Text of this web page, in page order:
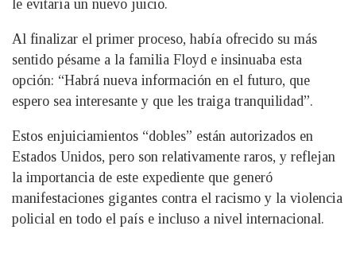
le evitaría un nuevo juicio.
Al finalizar el primer proceso, había ofrecido su más
sentido pésame a la familia Floyd e insinuaba esta
opción: “Habrá nueva información en el futuro, que
espero sea interesante y que les traiga tranquilidad”.
Estos enjuiciamientos “dobles” están autorizados en
Estados Unidos, pero son relativamente raros, y reflejan
la importancia de este expediente que generó
manifestaciones gigantes contra el racismo y la violencia
policial en todo el país e incluso a nivel internacional.